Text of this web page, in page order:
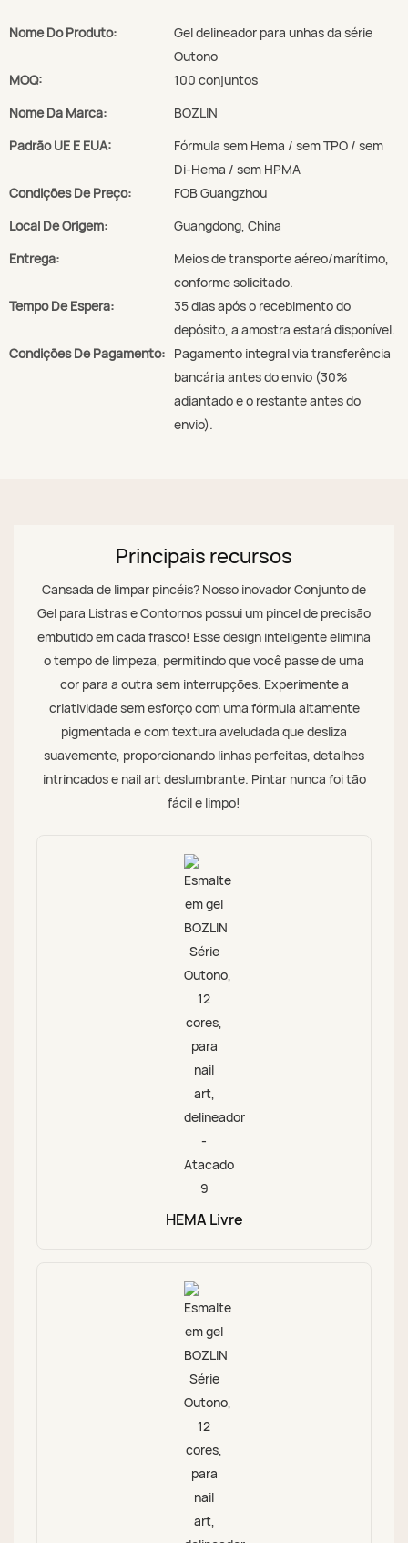
Nome Do Produto:
Gel delineador para unhas da série
Outono
MOQ:
100 conjuntos
Nome Da Marca:
BOZLIN
Padrão UE E EUA:
Fórmula sem Hema / sem TPO / sem
Di-Hema / sem HPMA
Condições De Preço:
FOB Guangzhou
Local De Origem:
Guangdong, China
Entrega:
Meios de transporte aéreo/marítimo,
conforme solicitado.
Tempo De Espera:
35 dias após o recebimento do
depósito, a amostra estará disponível.
Condições De Pagamento: Pagamento integral via transferência
bancária antes do envio (30%
adiantado e o restante antes do
envio).
Principais recursos
Cansada de limpar pincéis? Nosso inovador Conjunto de
Gel para Listras e Contornos possui um pincel de precisão
embutido em cada frasco! Esse design inteligente elimina
o tempo de limpeza, permitindo que você passe de uma
cor para a outra sem interrupções. Experimente a
criatividade sem esforço com uma fórmula altamente
pigmentada e com textura aveludada que desliza
suavemente, proporcionando linhas perfeitas, detalhes
intrincados e nail art deslumbrante. Pintar nunca foi tão
fácil e limpo!
HEMA Livre